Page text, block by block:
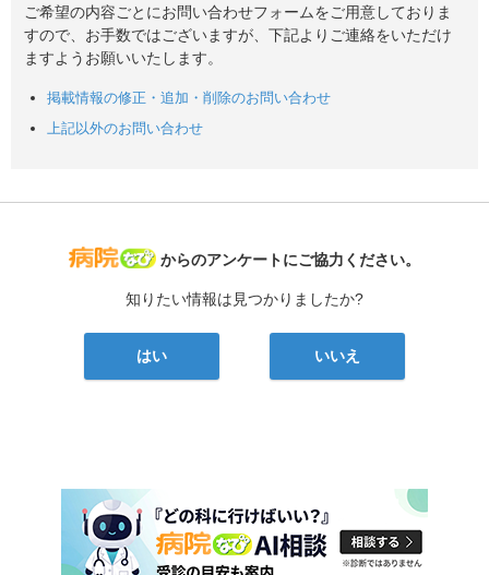
ご希望の内容ごとにお問い合わせフォームをご用意しておりま
すので、お手数ではございますが、下記よりご連絡をいただけ
ますようお願いいたします。
掲載情報の修正・追加・削除のお問い合わせ
上記以外のお問い合わせ
病院なび
からのアンケートにご協力ください。
知りたい情報は見つかりましたか?
はい いいえ